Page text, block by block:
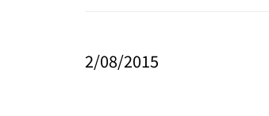
2/08/2015